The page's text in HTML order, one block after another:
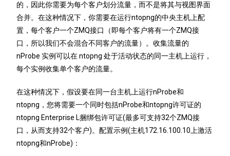
的，因此你需要为每个客户划分流量，而不是将其与视图界面
合并。在这种情况下，你需要在运行ntopng的中央主机上配
置，每个客户一个ZMQ接口（即每个客户将有一个ZMQ接
口，所以我们不会混合不同客户的流量）。收集流量的
nProbe 实例可以在 ntopng 处于活动状态的同一主机上运行，
每个实例收集单个客户的流量。
在这种情况下，假设要在同一台主机上运行nProbe和
ntopng，您将需要一个同时包括nProbe和ntopng许可证的
ntopng Enterprise L捆绑包许可证(最多可支持32个ZMQ接
口，从而支持32个客户)。配置示例(主机172.16.100.10上激活
ntopng和nProbe)：